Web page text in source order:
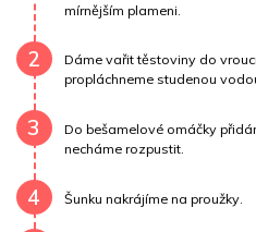
Vitamín B60 mg
Vitamín C 0 mg Vitamín E0
mírnějším plameni.
2
Dáme vařit těstoviny do
propláchneme studenou
3
Do bešamelové omáčky
necháme rozpustit.
4 Šunku nakrájíme na proužky.